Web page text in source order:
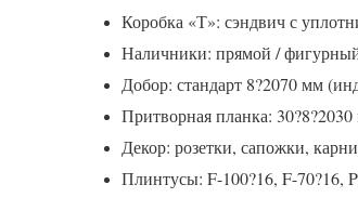
Коробка «Т»: сэндвич с
Наличники: прямой /
Добор: стандарт 8?2070 мм
Притворная планка:
Декор: розетки, сапожки,
Плинтусы: F-100?16, F-70?16,